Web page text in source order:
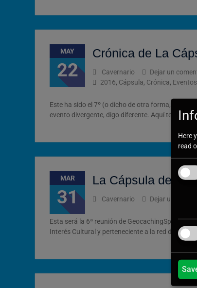
MAY
22
Crónica de La
Cavernario Dejar un
2016, Cápsula, Crónica, Eventos
Este ha sido el 7º (o dicho de otra forma, el
evento divergente, digo diferente. Aquí tenéis
MAR
31
La Cápsula del
Cavernario Dejar un
Esta será la 6ª reunión de GeocachingSpain en
Interés Cultural y perteneciente a la red de
Here
read